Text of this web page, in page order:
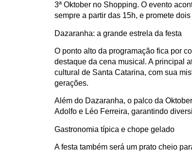
3ª Oktober no Shopping. O evento
sempre a partir das 15h, e promete
Dazaranha: a grande estrela da festa
O ponto alto da programação fica por
destaque da cena musical. A principal
cultural de Santa Catarina, com sua
gerações.
Além do Dazaranha, o palco da
Adolfo e Léo Ferreira, garantindo
Gastronomia típica e chope gelado
A festa também será um prato cheio